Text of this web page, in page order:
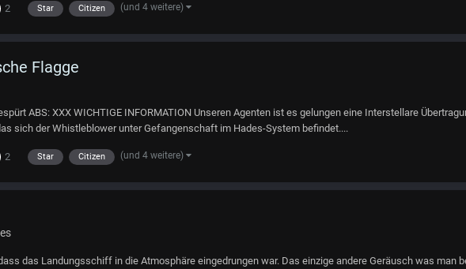
2 Star Citizen (und 4 weitere)
Flagge
ABS: XXX WICHTIGE INFORMATION Unseren Agenten ist es gelungen eine Interstellare
sich der Whistleblower unter Gefangenschaft im Hades-System befindet....
2 Star Citizen (und 4 weitere)
das Landungsschiff in die Atmosphäre eingedrungen war. Das einzige andere Geräusch was man